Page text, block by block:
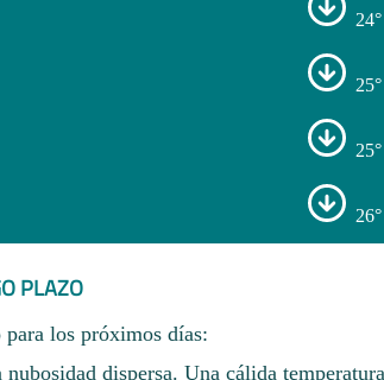
24°
25°
25°
26°
PLAZO
los próximos días:
dispersa. Una cálida